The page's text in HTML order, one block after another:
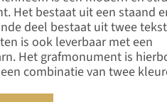
Het bestaat uit een staand
deel bestaat uit twee
is ook leverbaar met een
Het grafmonument is
combinatie van twee